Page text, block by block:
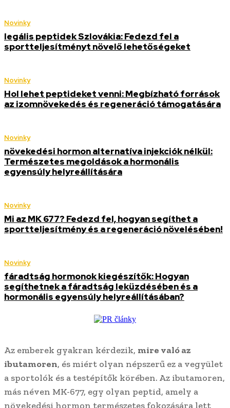
Novinky
legális peptidek Szlovákia: Fedezd fel a
sportteljesítményt növelő lehetőségeket
Novinky
Hol lehet peptideket venni: Megbízható források
az izomnövekedés és regeneráció támogatására
Novinky
növekedési hormon alternatíva injekciók nélkül:
Természetes megoldások a hormonális
egyensúly helyreállítására
Novinky
Mi az MK 677? Fedezd fel, hogyan segíthet a
sportteljesítmény és a regeneráció növelésében!
Novinky
fáradtság hormonok kiegészítők: Hogyan
segíthetnek a fáradtság leküzdésében és a
hormonális egyensúly helyreállításában?
Az emberek gyakran kérdezik, mire való az
ibutamoren, és miért olyan népszerű ez a vegyület
a sportolók és a testépítők körében. Az ibutamoren,
más néven MK-677, egy olyan peptid, amely a
növekedési hormon természetes fokozására lett